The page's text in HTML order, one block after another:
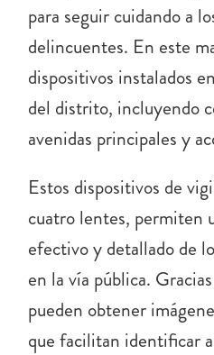
para seguir cuidando a
delincuentes. En este
dispositivos instalados
del distrito, incluyendo
avenidas principales y
Estos dispositivos de
cuatro lentes, permiten
efectivo y detallado de
en la vía pública.
pueden obtener
que facilitan identificar